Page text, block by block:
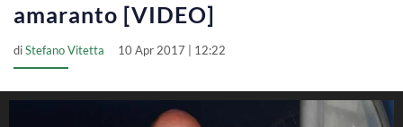
amaranto [VIDEO]
diStefano Vitetta 10 Apr 2017 | 12:22